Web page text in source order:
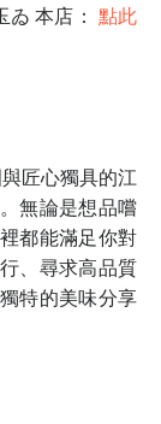
本店： 點此
匠心獨具的江
無論是想品嚐
都能滿足你對
、尋求高品質
特的美味分享